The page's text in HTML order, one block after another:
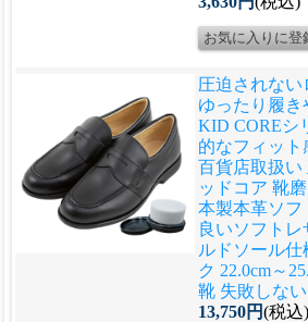
圧迫されな
ゆったり履き
KID COREシ
的なフィット
百貨店取扱い
ッドコア 靴
本製本革ソフ
良いソフト
ルドソール仕
ク 22.0cm～
靴 失敗しな
13,750円(税込)